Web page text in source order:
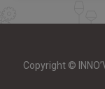
Copyright ©